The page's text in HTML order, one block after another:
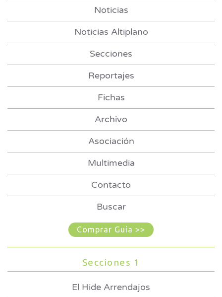
Noticias
Noticias Altiplano
Secciones
Reportajes
Fichas
Archivo
Asociación
Multimedia
Contacto
Buscar
Comprar Guía >>
Secciones 1
El Hide Arrendajos